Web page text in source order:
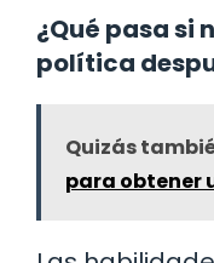
¿Qué pasa si
política
Quizás
para obtener